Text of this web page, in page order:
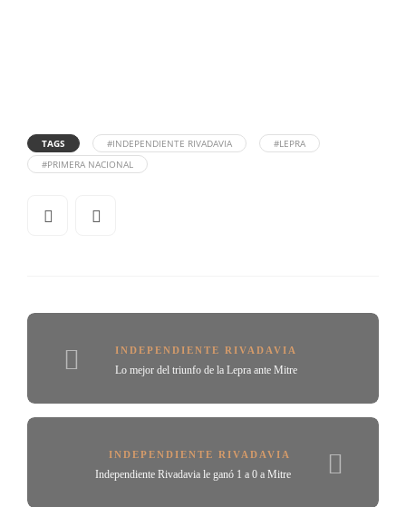
TAGS #INDEPENDIENTE RIVADAVIA
#LEPRA
#PRIMERA NACIONAL
INDEPENDIENTE RIVADAVIA
Lo mejor del triunfo de la Lepra ante Mitre
INDEPENDIENTE RIVADAVIA
Independiente Rivadavia le ganó 1 a 0 a Mitre